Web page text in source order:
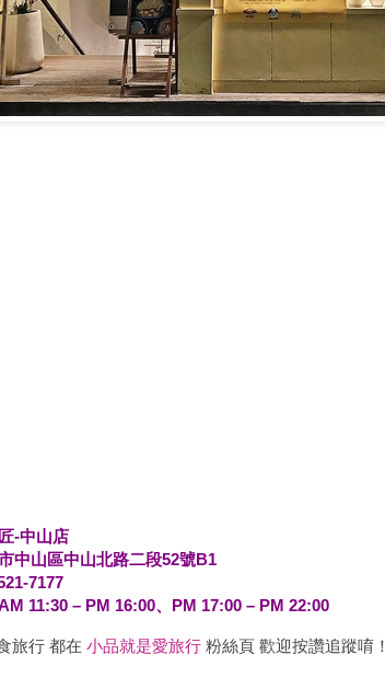
-中山店
中山區中山北路二段52號B1
7177
11:30 – PM 16:00、PM 17:00 – PM 22:00
旅行 都在 小品就是愛旅行 粉絲頁 歡迎按讚追蹤唷！